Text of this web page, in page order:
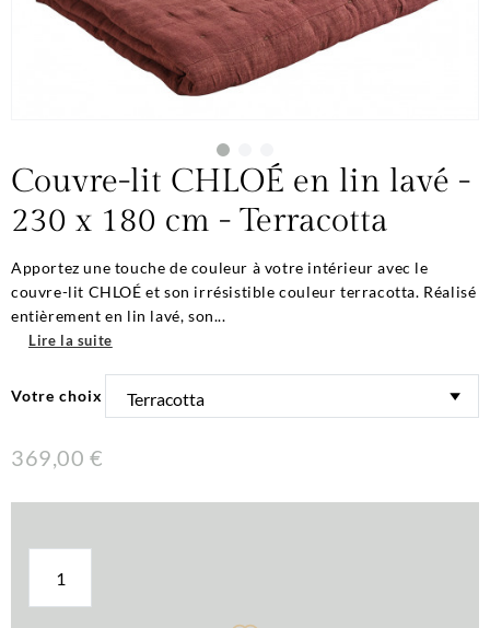
Couvre-lit CHLOÉ en lin lavé -
230 x 180 cm - Terracotta
Apportez une touche de couleur à votre intérieur avec le
couvre-lit CHLOÉ et son irrésistible couleur terracotta. Réalisé
entièrement en lin lavé, son...
Lire la suite
Votre choix
369,00 €